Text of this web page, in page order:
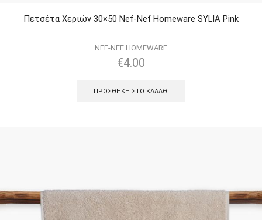
Πετσέτα Χεριών 30×50 Nef-Nef Homeware SYLIA Pink
NEF-NEF HOMEWARE
€4.00
ΠΡΟΣΘΉΚΗ ΣΤΟ ΚΑΛΆΘΙ